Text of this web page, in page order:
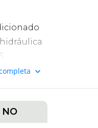
y pasajero)
con Bluetooth y USB
NO